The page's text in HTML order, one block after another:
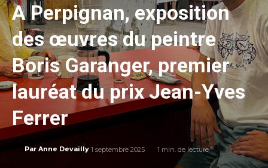
A Perpignan, exposition
des œuvres du peintre
Boris Garanger, premier
lauréat du prix Jean-Yves
Ferrer
Par Anne Devailly 1 septembre 2025 1 min. de lecture